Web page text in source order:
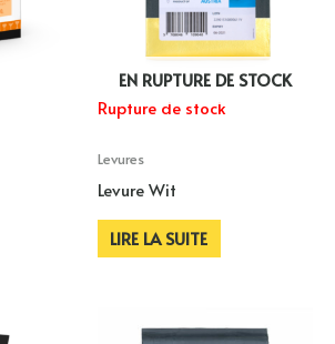
EN RUPTURE DE STOCK
Rupture de stock
Levures
Levure Wit
LIRE LA SUITE